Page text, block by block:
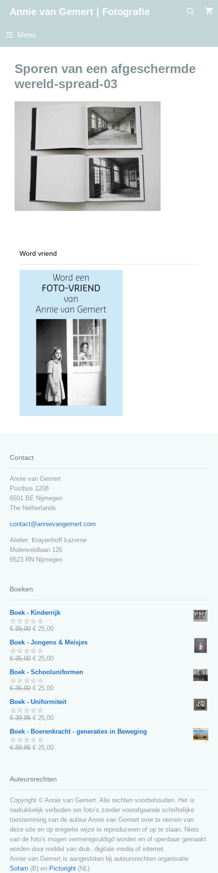
naar
inhoud
Annie van Gemert | Fotografie
Menu
Sporen van een afgeschermde
wereld-spread-03
Word vriend
Contact
Annie van Gemert
Postbus 1208
6501 BE Nijmegen
The Netherlands
contact@annievangemert.com
Atelier: Krayenhoff kazerne
Molenveldlaan 126
6523 RN Nijmegen
Boeken
Boek - Kinderrijk
0
5
€35,00 Oorspronkelijke
was:
€ 35,00.
€ 25,00Huidige
€ 25,00.
Boek - Jongens & Meisjes
0
5
€35,00 Oorspronkelijke
was:
€ 35,00.
€ 25,00Huidige
€ 25,00.
Boek - Schooluniformen
0
5
€35,00 Oorspronkelijke
was:
€ 35,00.
€ 25,00Huidige
€ 25,00.
Boek - Uniformiteit
0
5
€39,95 Oorspronkelijke
was:
€ 39,95.
€ 25,00Huidige
€ 25,00.
Boek - Boerenkracht - generaties in Beweging
0
€39,95 Oorspronkelijke
€ 39,95.
€ 25,00Huidige
Auteursrechten
Copyright © Annie van Gemert. Alle rechten voorbehouden. Het is
nadrukkelijk verboden om foto’s zonder voorafgaande schriftelijke
toestemming van de auteur Annie van Gemert over te nemen van
deze site en op enigerlei wijze te reproduceren of op te slaan. Niets
van de foto's mogen vermenigvuldigd worden en of openbaar gemaakt
worden door middel van druk, digitale media of internet.
Annie van Gemert is aangesloten bij auteursrechten organisatie
Sofam (B) en Pictoright (NL)